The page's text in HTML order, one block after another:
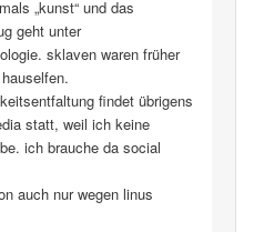
„kunst“ und das
geht unter
sklaven waren früher
findet übrigens
statt, weil ich keine
ich brauche da social
auch nur wegen linus